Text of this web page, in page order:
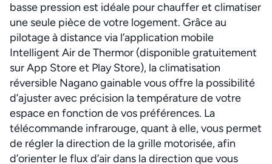
basse pression est idéale pour chauffer et climatiser
une seule pièce de votre logement. Grâce au
pilotage à distance via l’application mobile
Intelligent Air de Thermor (disponible gratuitement
sur App Store et Play Store), la climatisation
réversible Nagano gainable vous offre la possibilité
d’ajuster avec précision la température de votre
espace en fonction de vos préférences. La
télécommande infrarouge, quant à elle, vous permet
de régler la direction de la grille motorisée, afin
d’orienter le flux d’air dans la direction que vous